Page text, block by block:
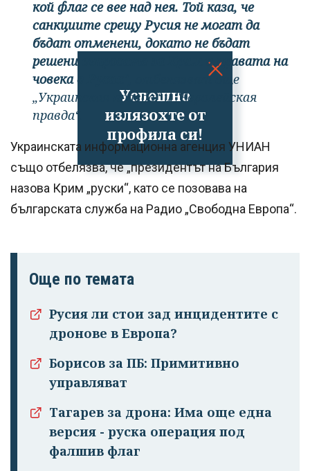
Успешно
излязохте от
профила си!
кой флаг се вее над нея. Той каза, че
санкциите срещу Русия не могат да
бъдат отменени, докато не бъдат
решени въпросите за Крим и правата на
човека в Русия",
отбелязват още
„Украинская правда“ и "Европейская
правда“.
Украинската информационна агенция УНИАН
също отбелязва, че „президентът на България
назова Крим „руски“, като се позовава на
българската служба на Радио „Свободна Европа“.
Още по темата
Русия ли стои зад инцидентите с
дронове в Европа?
Борисов за ПБ: Примитивно
управляват
Тагарев за дрона: Има още една
версия - руска операция под
фалшив флаг